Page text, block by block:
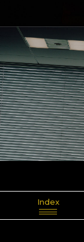
Index